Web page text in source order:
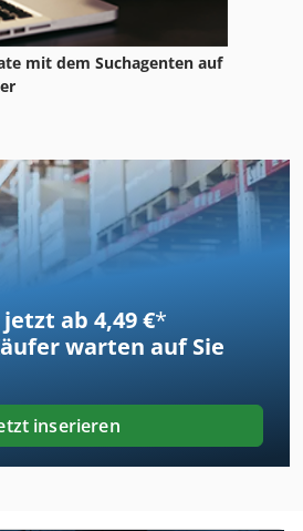
mit dem Suchagenten auf
ab 4,49 €*
warten auf Sie
inserieren